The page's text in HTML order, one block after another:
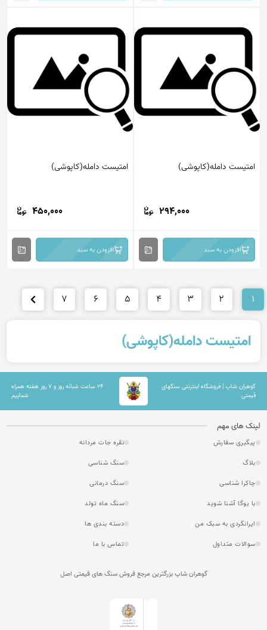
امتیست دامله(کاپوشی)
294,000
افزودن به سبد
امتیست دامله(کاپوشی)
450,000
افزودن به سبد
1
2
3
4
5
6
7
امتیست دامله(کاپوشی)
گوهران شاپ | فروشگاه اینترنتی سنگهای
قیمتی
۲۴ ساعت شبانه روز و ۷ روز هفته همراه
شماییم
لینک های مهم
پیگیری سفارش
نقره جات مردانه
بلاگ
سنگ شناسی
چاکرا شناسی
سنگ درمانی
با یوگا آشنا شوید
سنگ ماه تولد
ایرانگردی به سبک من
دسته بندی ها
سوالات متداول
تماس با ما
گوهران شاپ بزرگترین مرجع فروش سنگ های قیمتی اصل